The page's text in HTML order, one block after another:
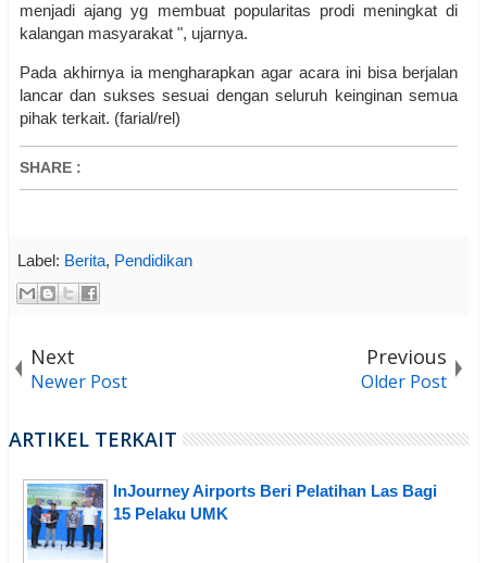
menjadi ajang yg membuat popularitas prodi meningkat di
kalangan masyarakat ", ujarnya.
Pada akhirnya ia mengharapkan agar acara ini bisa berjalan
lancar dan sukses sesuai dengan seluruh keinginan semua
pihak terkait. (farial/rel)
SHARE :
Label: Berita, Pendidikan
Next
Newer Post
Previous
Older Post
ARTIKEL TERKAIT
InJourney Airports Beri Pelatihan Las Bagi
15 Pelaku UMK